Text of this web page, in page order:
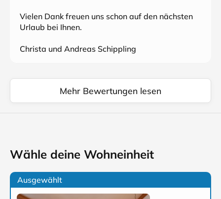
Vielen Dank freuen uns schon auf den nächsten
Urlaub bei Ihnen.
Christa und Andreas Schippling
Mehr Bewertungen lesen
Wähle deine Wohneinheit
Ausgewählt